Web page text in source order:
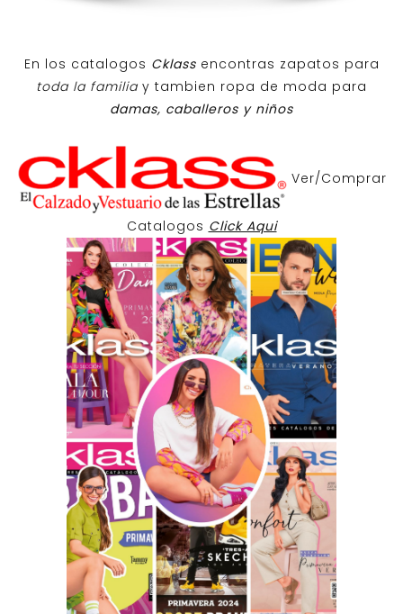
En los catalogos Cklass encontras zapatos para
toda la familiay tambien ropa de moda para
damas, caballeros y niños
Ver/Comprar
Catalogos Click Aqui